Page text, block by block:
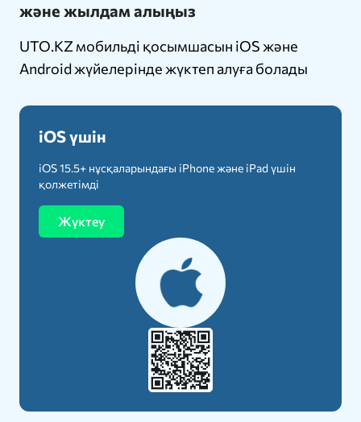
және жылдам алыңыз
UTO.KZ мобильді қосымшасын iOS және
Android жүйелерінде жүктеп алуға болады
iOS үшін
iOS 15.5+ нұсқаларындағы iPhone және iPad үшін
қолжетімді
Жүктеу